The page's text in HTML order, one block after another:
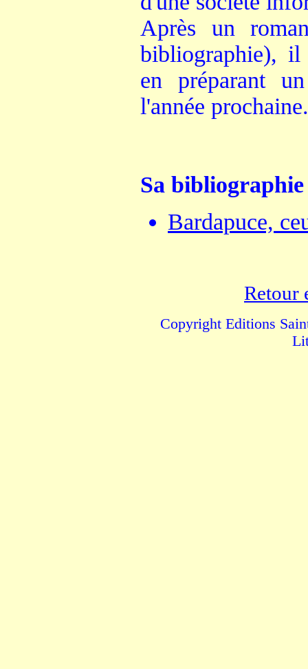
Après un
bibliographie),
en préparant
l'année prochaine.
Sa
Bardapuce,
Retour
Copyright Editions